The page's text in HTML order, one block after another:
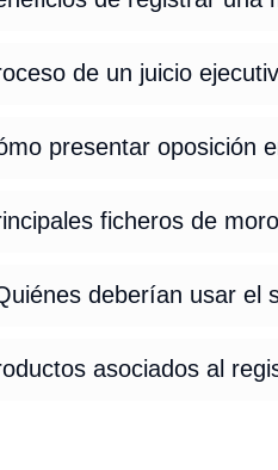
de un juicio
presentar oposición
ficheros de
deberían usar el
asociados al